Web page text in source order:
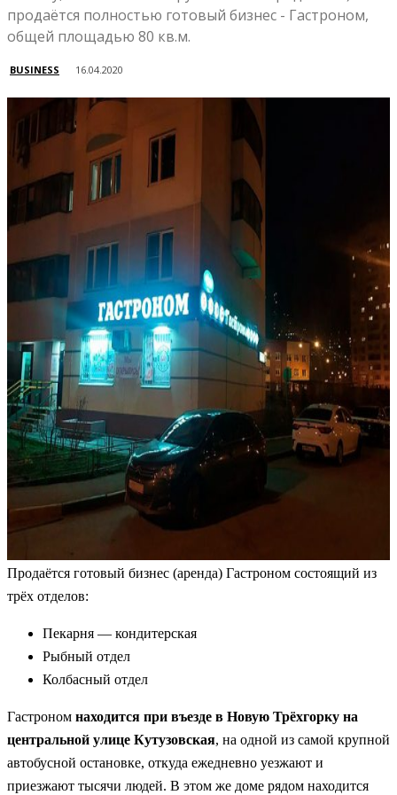
продаётся полностью готовый бизнес - Гастроном,
общей площадью 80 кв.м.
BUSINESS 16.04.2020
Продаётся готовый бизнес (аренда) Гастроном состоящий из
трёх отделов:
Пекарня — кондитерская
Рыбный отдел
Колбасный отдел
Гастроном находится при въезде в Новую Трёхгорку на
центральной улице Кутузовская, на одной из самой крупной
автобусной остановке, откуда ежедневно уезжают и
приезжают тысячи людей. В этом же доме рядом находится